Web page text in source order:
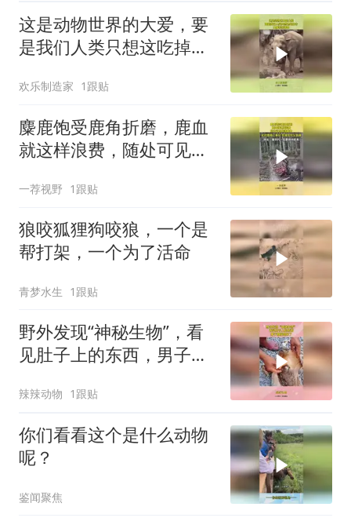
这是动物世界的大爱，要
是我们人类只想这吃掉
欢乐制造家 1跟贴
麋鹿饱受鹿角折磨，鹿血
就这样浪费，随处可见脱
一荐视野 1跟贴
狼咬狐狸狗咬狼，一个是
帮打架，一个为了活命
青梦水生 1跟贴
野外发现“神秘生物”，看
见肚子上的东西，男子直
辣辣动物 1跟贴
你们看看这个是什么动物
呢？
鉴闻聚焦